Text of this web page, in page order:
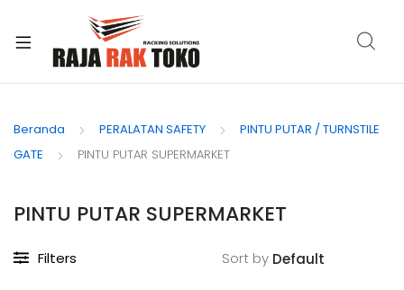
Beranda PERALATAN SAFETY
PINTU PUTAR / TURNSTILE
GATE
PINTU PUTAR SUPERMARKET
PINTU PUTAR SUPERMARKET
Filters Sort by